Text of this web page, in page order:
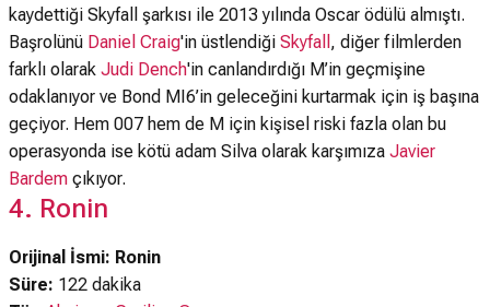
kaydettiği Skyfall şarkısı ile 2013 yılında Oscar ödülü almıştı.
Başrolünü Daniel Craig'in üstlendiği Skyfall , diğer filmlerden
farklı olarak Judi Dench'in canlandırdığı M’in geçmişine
odaklanıyor ve Bond MI6’in geleceğini kurtarmak için iş başına
geçiyor. Hem 007 hem de M için kişisel riski fazla olan bu
operasyonda ise kötü adam Silva olarak karşımıza Javier
Bardem çıkıyor.
4. Ronin
Orijinal İsmi: Ronin
Süre: 122 dakika